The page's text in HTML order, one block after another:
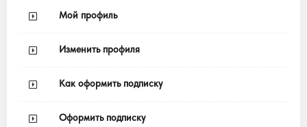
Мой профиль
Изменить профиля
Как оформить подписку
Оформить подписку